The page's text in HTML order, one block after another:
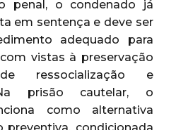
penal, o condenado já
em sentença e deve ser
adequado para
vistas à preservação
ressocialização e
prisão cautelar, o
como alternativa